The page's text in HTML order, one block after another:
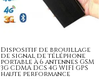
Dispositif de brouillage
de signal de téléphone
portable à 6 antennes GSM
3G CDMA DCS 4G WIFI GPS
haute performance